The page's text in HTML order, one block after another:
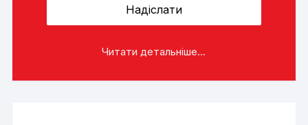
Читати детальніше...